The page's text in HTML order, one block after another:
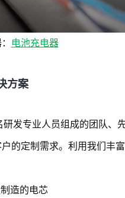
电池充电器
方案
发专业人员组成的团队、
的定制需求。利用我们丰
造的电芯